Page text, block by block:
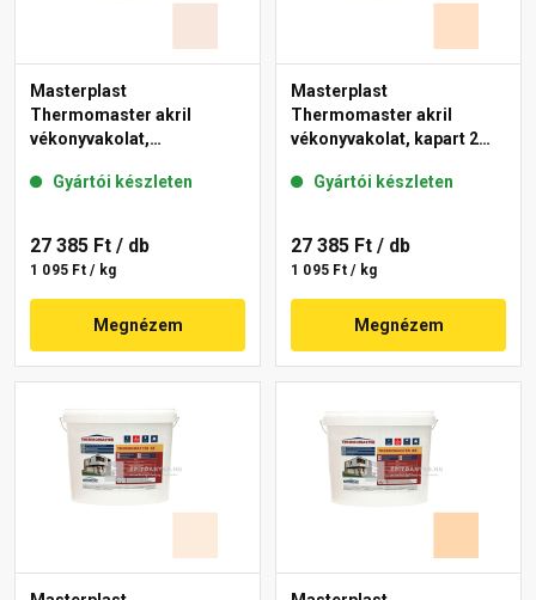
Masterplast
Thermomaster akril
vékonyvakolat,
13-F 25 kg
Gyártói készleten
27 385 Ft / db
1 095 Ft / kg
Megnézem
Masterplast
Thermomaster akril
vékonyvakolat, kapart 2
Gyártói készleten
27 385 Ft / db
1 095 Ft / kg
Megnézem